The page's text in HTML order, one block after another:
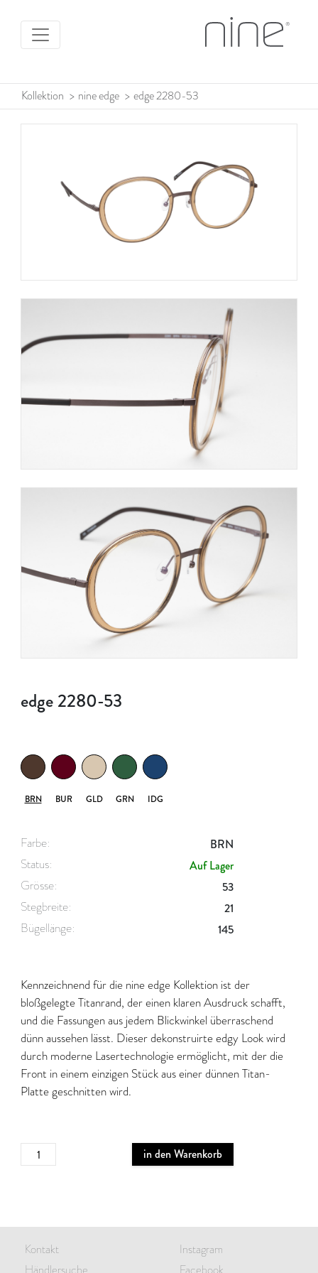
Kollektion > nine edge > edge 2280-53
edge 2280-53
BRN BUR GLD GRN IDG
Farbe: BRN
Status: Auf Lager
Grösse: 53
Stegbreite: 21
Bügellänge: 145
Kennzeichnend für die nine edge Kollektion ist der
bloßgelegte Titanrand, der einen klaren Ausdruck schafft,
und die Fassungen aus jedem Blickwinkel überraschend
dünn aussehen lässt. Dieser dekonstruirte edgy Look wird
durch moderne Lasertechnologie ermöglicht, mit der die
Front in einem einzigen Stück aus einer dünnen Titan-
Platte geschnitten wird.
in den Warenkorb
Kontakt
Händlersuche
Instagram
Facebook